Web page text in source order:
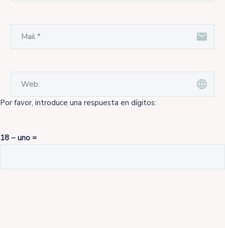
Por favor, introduce una respuesta en dígitos:
18 − uno =